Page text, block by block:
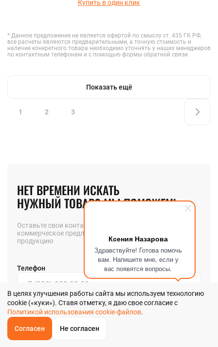
Ксения Назарова
Здравствуйте! Готова помочь
вам. Напишите мне, если у
вас появятся вопросы.
ОБРАТНЫЙЗВОНОК
Купить в один клик
* Данное предложение не является офертой по смыслу ст. 435 ГК РФ,
все расчеты являются предварительными, а точную стоимость и
наличие конкретного товара необходимо уточнять у наших менеджеров
по контактным телефонам и с помощью формы обратной связи.
Показать ещё
1 2 3
НЕТ ВРЕМЕНИ ИСКАТЬ
НУЖНЫЙ ТОВАР? МЫ ПОМОЖЕМ!
Оставьте свои контакты и мы вышлем вам
коммерческое предложение на интересующую вас
продукцию
Телефон
Позвоните мне
Я даю согласиена обработку своих персональных данных в
Политикой обработки персональных данных
Главная
В целях улучшения работы сайта мы используем технологию
cookie («куки»). Ставя отметку, я даю свое согласие с
Политикой использования cookie-файлов.
Согласен Не согласен